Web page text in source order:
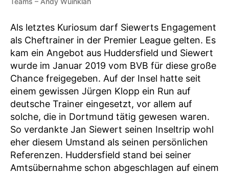
Als letztes Kuriosum darf Siewerts Engagement
als Cheftrainer in der Premier League gelten. Es
kam ein Angebot aus Huddersfield und Siewert
wurde im Januar 2019 vom BVB für diese große
Chance freigegeben. Auf der Insel hatte seit
einem gewissen Jürgen Klopp ein Run auf
deutsche Trainer eingesetzt, vor allem auf
solche, die in Dortmund tätig gewesen waren.
So verdankte Jan Siewert seinen Inseltrip wohl
eher diesem Umstand als seinen persönlichen
Referenzen. Huddersfield stand bei seiner
Amtsübernahme schon abgeschlagen auf einem